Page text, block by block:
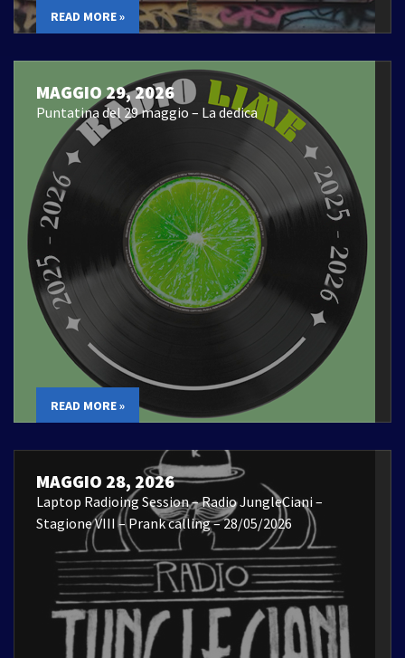
READ MORE »
MAGGIO 29, 2026
Puntatina del 29 maggio – La dedica
READ MORE »
MAGGIO 28, 2026
Laptop Radioing Session – Radio JungleCiani –
Stagione VIII – Prank calling – 28/05/2026